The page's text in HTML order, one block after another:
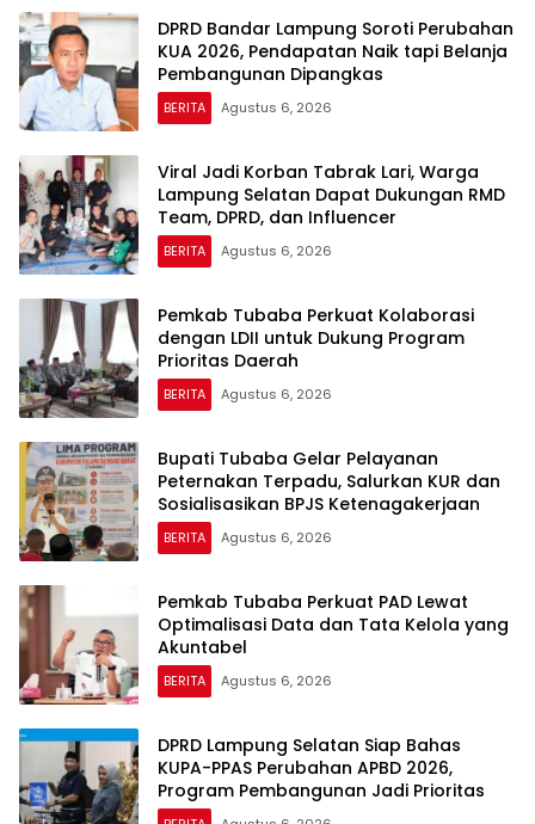
DPRD Bandar Lampung Soroti Perubahan
KUA 2026, Pendapatan Naik tapi Belanja
Pembangunan Dipangkas
BERITA Agustus 6, 2026
Viral Jadi Korban Tabrak Lari, Warga
Lampung Selatan Dapat Dukungan RMD
Team, DPRD, dan Influencer
BERITA Agustus 6, 2026
Pemkab Tubaba Perkuat Kolaborasi
dengan LDII untuk Dukung Program
Prioritas Daerah
BERITA Agustus 6, 2026
Bupati Tubaba Gelar Pelayanan
Peternakan Terpadu, Salurkan KUR dan
Sosialisasikan BPJS Ketenagakerjaan
BERITA Agustus 6, 2026
Pemkab Tubaba Perkuat PAD Lewat
Optimalisasi Data dan Tata Kelola yang
Akuntabel
BERITA Agustus 6, 2026
DPRD Lampung Selatan Siap Bahas
KUPA-PPAS Perubahan APBD 2026,
Program Pembangunan Jadi Prioritas